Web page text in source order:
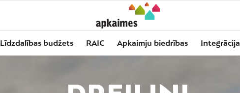
Līdzdalības budžets RAIC Apkaimju biedrības Integrācija